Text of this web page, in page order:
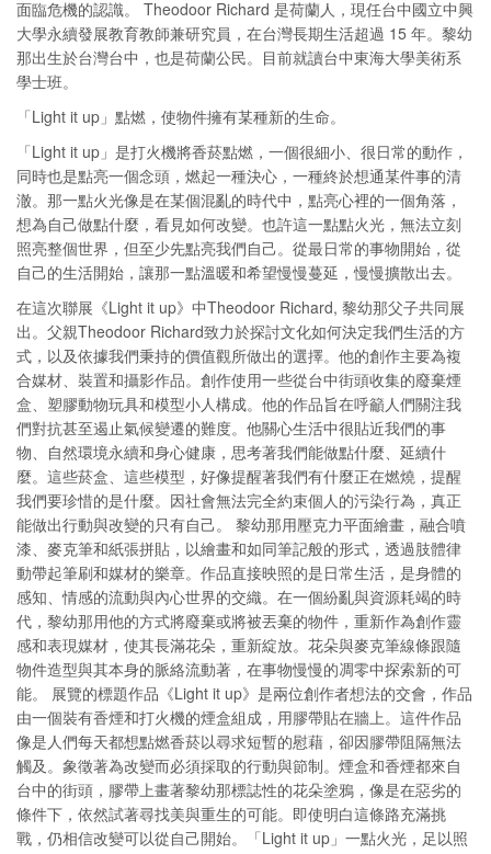
面臨危機的認識。 Theodoor Richard 是荷蘭人，現任台中國立中興
大學永續發展教育教師兼研究員，在台灣長期生活超過 15 年。黎幼
那出生於台灣台中，也是荷蘭公民。目前就讀台中東海大學美術系
學士班。
「Light it up」點燃，使物件擁有某種新的生命。
「Light it up」是打火機將香菸點燃，一個很細小、很日常的動作，
同時也是點亮一個念頭，燃起一種決心，一種終於想通某件事的清
澈。那一點火光像是在某個混亂的時代中，點亮心裡的一個角落，
想為自己做點什麼，看見如何改變。也許這一點點火光，無法立刻
照亮整個世界，但至少先點亮我們自己。從最日常的事物開始，從
自己的生活開始，讓那一點溫暖和希望慢慢蔓延，慢慢擴散出去。
在這次聯展《Light it up》中Theodoor Richard, 黎幼那父子共同展
出。父親Theodoor Richard致力於探討文化如何決定我們生活的方
式，以及依據我們秉持的價值觀所做出的選擇。他的創作主要為複
合媒材、裝置和攝影作品。創作使用一些從台中街頭收集的廢棄煙
盒、塑膠動物玩具和模型小人構成。他的作品旨在呼籲人們關注我
們對抗甚至遏止氣候變遷的難度。他關心生活中很貼近我們的事
物、自然環境永續和身心健康，思考著我們能做點什麼、延續什
麼。這些菸盒、這些模型，好像提醒著我們有什麼正在燃燒，提醒
我們要珍惜的是什麼。因社會無法完全約束個人的污染行為，真正
能做出行動與改變的只有自己。 黎幼那用壓克力平面繪畫，融合噴
漆、麥克筆和紙張拼貼，以繪畫和如同筆記般的形式，透過肢體律
動帶起筆刷和媒材的樂章。作品直接映照的是日常生活，是身體的
感知、情感的流動與內心世界的交織。在一個紛亂與資源耗竭的時
代，黎幼那用他的方式將廢棄或將被丟棄的物件，重新作為創作靈
感和表現媒材，使其長滿花朵，重新綻放。花朵與麥克筆線條跟隨
物件造型與其本身的脈絡流動著，在事物慢慢的凋零中探索新的可
能。 展覽的標題作品《Light it up》是兩位創作者想法的交會，作品
由一個裝有香煙和打火機的煙盒組成，用膠帶貼在牆上。這件作品
像是人們每天都想點燃香菸以尋求短暫的慰藉，卻因膠帶阻隔無法
觸及。象徵著為改變而必須採取的行動與節制。煙盒和香煙都來自
台中的街頭，膠帶上畫著黎幼那標誌性的花朵塗鴉，像是在惡劣的
條件下，依然試著尋找美與重生的可能。即使明白這條路充滿挑
戰，仍相信改變可以從自己開始。「Light it up」一點火光，足以照